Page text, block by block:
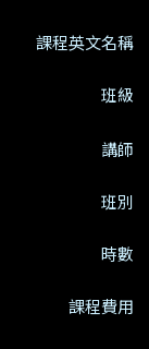
課程英文名稱
班級
講師
班別
時數
課程費用